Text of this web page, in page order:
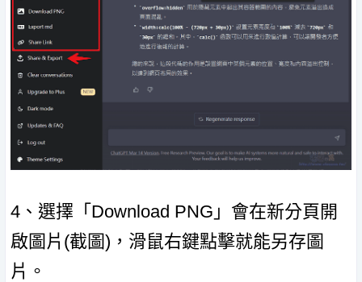
4、選擇「Download PNG」會在新分頁開
啟圖片(截圖)，滑鼠右鍵點擊就能另存圖
片。